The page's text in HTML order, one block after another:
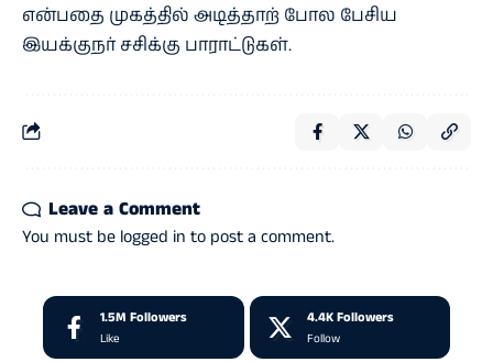
என்பதை முகத்தில் அடித்தாற் போல பேசிய
இயக்குநர் சசிக்கு பாராட்டுகள்.
Leave a Comment
You must be logged in to post a comment.
1.5M Followers
Like
4.4K Followers
Follow